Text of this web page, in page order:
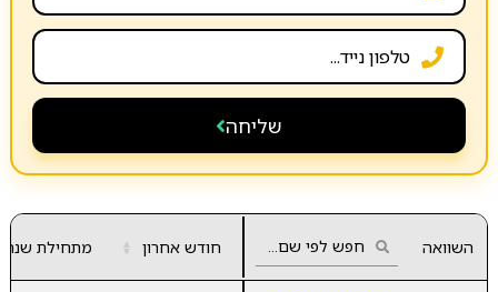
שליחה
השוואה חודש אחרון ▲
▼ מתחילת שנה